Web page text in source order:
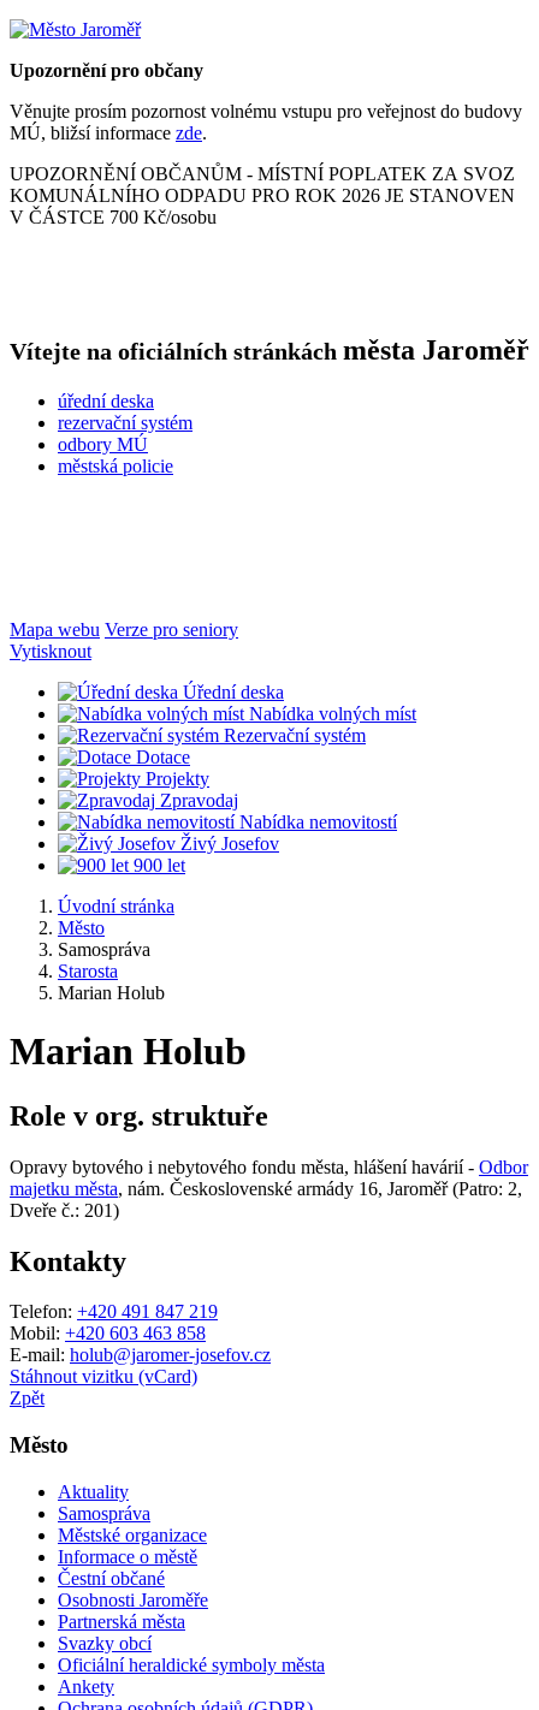
Upozornění pro občany
Věnujte prosím pozornost volnému vstupu pro veřejnost do budovy
MÚ, bližsí informace zde.
UPOZORNĚNÍ OBČANŮM - MÍSTNÍ POPLATEK ZA SVOZ
KOMUNÁLNÍHO ODPADU PRO ROK 2026 JE STANOVEN
V ČÁSTCE 700 Kč/osobu
Vítejte na oficiálních stránkách města Jaroměř
úřední deska
rezervační systém
odbory MÚ
městská policie
Mapa webu Verze pro seniory
Vytisknout
Úřední deska
Nabídka volných míst
Rezervační systém
Dotace
Projekty
Zpravodaj
Nabídka nemovitostí
Živý Josefov
900 let
Úvodní stránka
Město
Samospráva
Starosta
Marian Holub
Marian Holub
Role v org. struktuře
Opravy bytového i nebytového fondu města, hlášení havárií - Odbor
majetku města, nám. Československé armády 16, Jaroměř (Patro: 2,
Dveře č.: 201)
Kontakty
Telefon: +420 491 847 219
Mobil: +420 603 463 858
E-mail: holub@jaromer-josefov.cz
Stáhnout vizitku (vCard)
Zpět
Město
Aktuality
Samospráva
Městské organizace
Informace o městě
Čestní občané
Osobnosti Jaroměře
Partnerská města
Svazky obcí
Oficiální heraldické symboly města
Ankety